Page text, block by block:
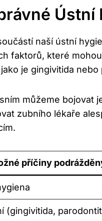
Ústní
naší ústní
faktorů, které
je gingivitida nebo
můžeme bojovat
zubního lékaře
příčiny
(gingivitida,